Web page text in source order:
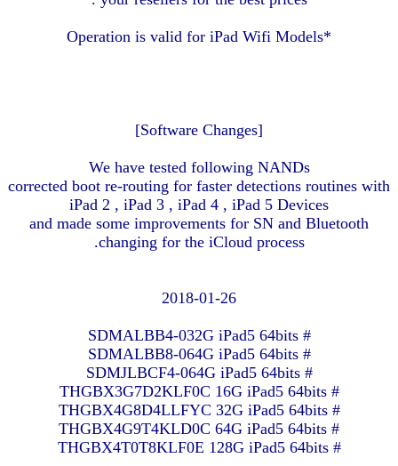
*Operation is valid for iPad Wifi Models
[Software Changes]
We have tested following NANDs
corrected boot re-routing for faster detections routines with
iPad 2 , iPad 3 , iPad 4 , iPad 5 Devices
and made some improvements for SN and Bluetooth
changing for the iCloud process.
2018-01-26
# SDMALBB4-032G iPad5 64bits
# SDMALBB8-064G iPad5 64bits
# SDMJLBCF4-064G iPad5 64bits
# THGBX3G7D2KLF0C 16G iPad5 64bits
# THGBX4G8D4LLFYC 32G iPad5 64bits
# THGBX4G9T4KLD0C 64G iPad5 64bits
# THGBX4T0T8KLF0E 128G iPad5 64bits